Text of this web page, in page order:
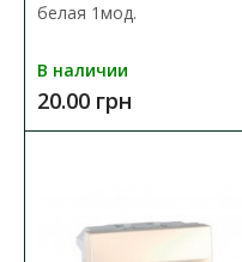
белая 1мод.
В наличии
20.00 грн